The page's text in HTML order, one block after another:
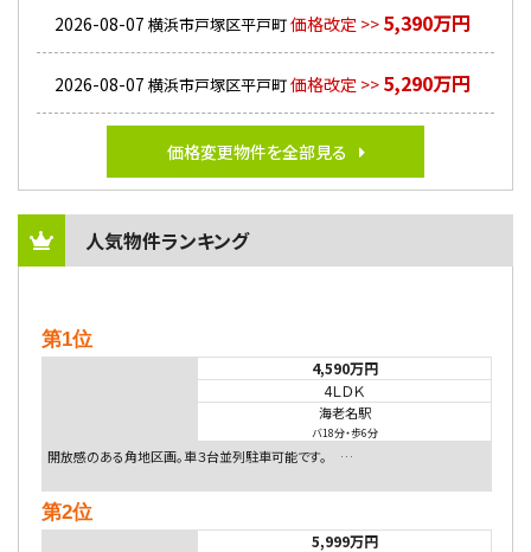
2026-08-07 横浜市戸塚区平戸町価格改定 >> 5,390万円
2026-08-07 横浜市戸塚区平戸町価格改定 >> 5,290万円
価格変更物件を全部見る
人気物件ランキング
第1位
4,590万円
4ＬＤＫ
海老名駅
バ18分・歩6分
開放感のある角地区画。車３台並列駐車可能です。 …
第2位
5,999万円